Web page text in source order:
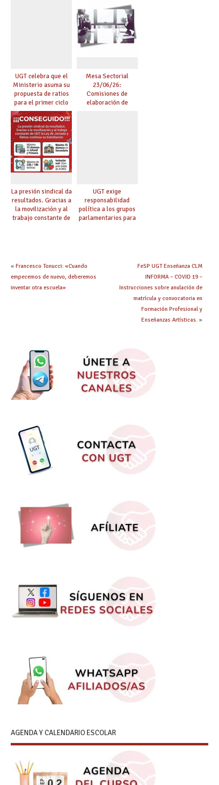
mayores 55 y pilotaje
en centros
tensionados
UGT celebra que el
Ministerio asuma su
propuesta de ratios
para el primer ciclo
de Infantil y pide
extender la misma
ambición al resto de
etapas
Mesa Sectorial
23/06/26:
Comisiones de
elaboración de
La presión sindical da
resultados. Gracias a
la movilización y al
trabajo constante de
UGT exige
responsabilidad
política a los grupos
parlamentarios para
« Francesco Tonucci: «Cuando
empecemos de nuevo, deberemos
inventar otra escuela»
FeSP UGT Enseñanza CLM
INFORMA – COVID 19 –
Instrucciones sobre anulación de
matrícula y convocatoria en
Formación Profesional y
Enseñanzas Artísticas.»
AGENDA Y CALENDARIO ESCOLAR